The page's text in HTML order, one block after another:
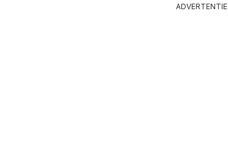
ADVERTENTIE